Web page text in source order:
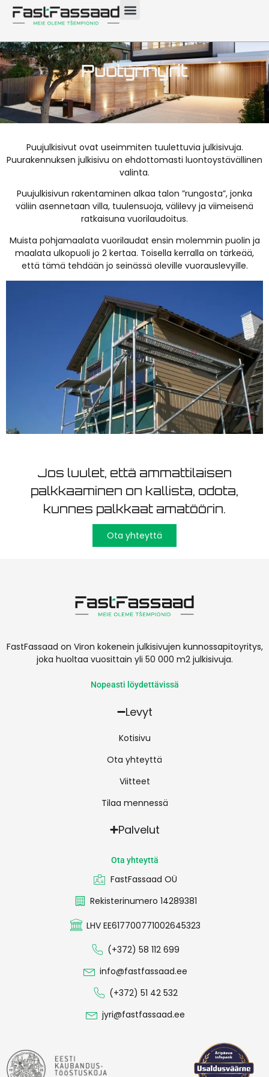
Puutynnyrit
Puujulkisivut ovat useimmiten tuulettuvia julkisivuja.
Puurakennuksen julkisivu on ehdottomasti luontoystävällinen
valinta.
Puujulkisivun rakentaminen alkaa talon ”rungosta”, jonka
väliin asennetaan villa, tuulensuoja, välilevy ja viimeisenä
ratkaisuna vuorilaudoitus.
Muista pohjamaalata vuorilaudat ensin molemmin puolin ja
maalata ulkopuoli jo 2 kertaa. Toisella kerralla on tärkeää,
että tämä tehdään jo seinässä oleville vuorauslevyille.
Jos luulet, että ammattilaisen
palkkaaminen on kallista, odota,
kunnes palkkaat amatöörin.
Ota yhteyttä
FastFassaad on Viron kokenein julkisivujen kunnossapitoyritys,
joka huoltaa vuosittain yli 50 000 m2 julkisivuja.
Nopeasti löydettävissä
Levyt
Kotisivu
Ota yhteyttä
Viitteet
Tilaa mennessä
Palvelut
Ota yhteyttä
FastFassaad OÜ
Rekisterinumero 14289381
LHV EE617700771002645323
(+372) 58 112 699
info@fastfassaad.ee
(+372) 51 42 532
jyri@fastfassaad.ee